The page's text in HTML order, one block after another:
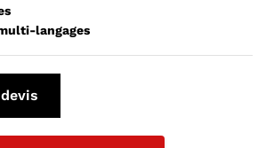
langages